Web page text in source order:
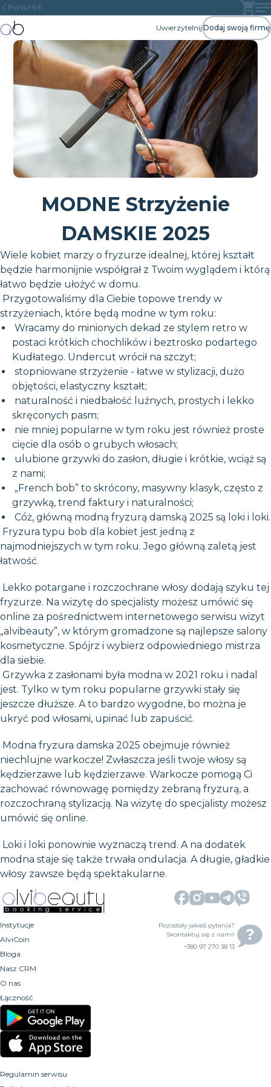
Powrót
UwierzytelnijDodaj swoją firmę
MODNE Strzyżenie
DAMSKIE 2025
Wiele kobiet marzy o fryzurze idealnej, której kształt
będzie harmonijnie współgrał z Twoim wyglądem i którą
łatwo będzie ułożyć w domu.
Przygotowaliśmy dla Ciebie topowe trendy w
strzyżeniach, które będą modne w tym roku:
Wracamy do minionych dekad ze stylem retro w
postaci krótkich chochlików i beztrosko podartego
Kudłatego. Undercut wrócił na szczyt;
stopniowane strzyżenie - łatwe w stylizacji, dużo
objętości, elastyczny kształt;
naturalność i niedbałość luźnych, prostych i lekko
skręconych pasm;
nie mniej popularne w tym roku jest również proste
cięcie dla osób o grubych włosach;
ulubione grzywki do zasłon, długie i krótkie, wciąż są
z nami;
„French bob” to skrócony, masywny klasyk, często z
grzywką, trend faktury i naturalności;
Cóż, główną modną fryzurą damską 2025 są loki i loki.
Fryzura typu bob dla kobiet jest jedną z
najmodniejszych w tym roku. Jego główną zaletą jest
łatwość.
Lekko potargane i rozczochrane włosy dodają szyku tej
fryzurze. Na wizytę do specjalisty możesz umówić się
online za pośrednictwem internetowego serwisu wizyt
„alvibeauty”, w którym gromadzone są najlepsze salony
kosmetyczne. Spójrz i wybierz odpowiedniego mistrza
dla siebie.
Grzywka z zasłonami była modna w 2021 roku i nadal
jest. Tylko w tym roku popularne grzywki stały się
jeszcze dłuższe. A to bardzo wygodne, bo można je
ukryć pod włosami, upinać lub zapuścić.
Modna fryzura damska 2025 obejmuje również
niechlujne warkocze! Zwłaszcza jeśli twoje włosy są
kędzierzawe lub kędzierzawe. Warkocze pomogą Ci
zachować równowagę pomiędzy zebraną fryzurą, a
rozczochraną stylizacją. Na wizytę do specjalisty możesz
umówić się online.
Loki i loki ponownie wyznaczą trend. A na dodatek
modna staje się także trwała ondulacja. A długie, gładkie
włosy zawsze będą spektakularne.
Instytucje
AlviCoin
Bloga
Nasz CRM
O nas
Łączność
Pozostały jakieś pytania?
Skontaktuj się z nami!
+380 97 270 38 13
Regulamin serwisu